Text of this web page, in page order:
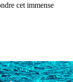
cet immense